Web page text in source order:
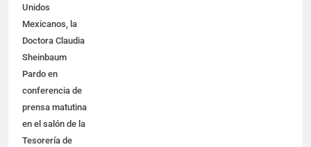
Unidos
Mexicanos, la
Doctora Claudia
Sheinbaum
Pardo en
conferencia de
prensa matutina
en el salón de la
Tesorería de